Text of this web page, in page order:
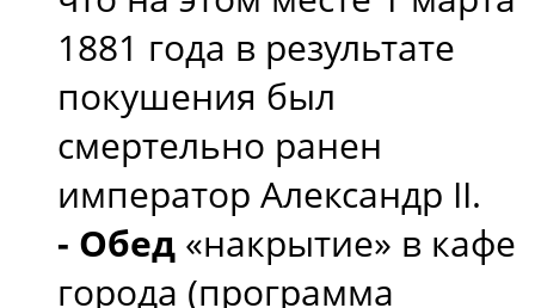
1881 года в результате
покушения был
смертельно ранен
император Александр II.
- Обед «накрытие» в кафе
города (программа